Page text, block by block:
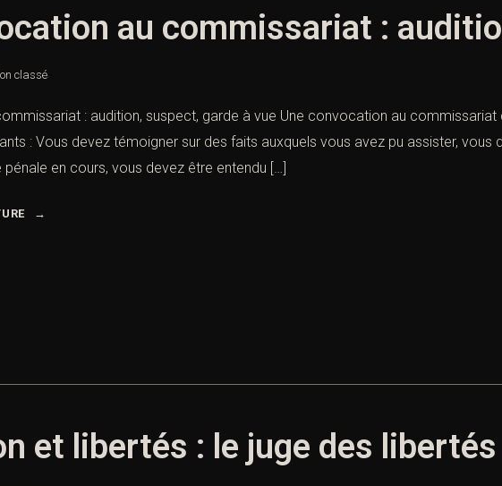
au commissariat :
classé
: audition, suspect, garde à vue Une convocation au
: Vous devez témoigner sur des faits auxquels vous avez pu assister,
pénale en cours, vous devez être entendu […]
et libertés : le juge des